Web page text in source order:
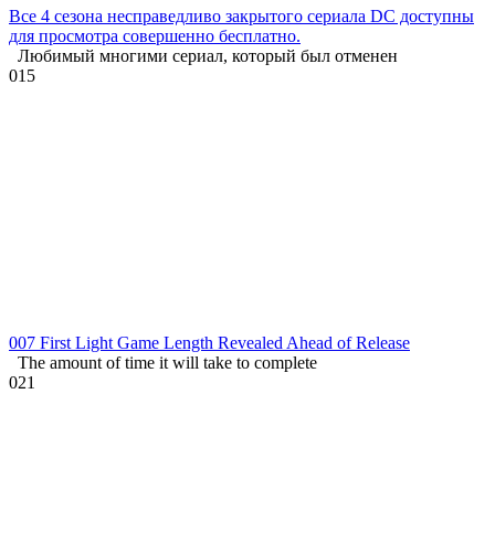
Все 4 сезона несправедливо закрытого сериала DC доступны
для просмотра совершенно бесплатно.
Любимый многими сериал, который был отменен
015
007 First Light Game Length Revealed Ahead of Release
The amount of time it will take to complete
021